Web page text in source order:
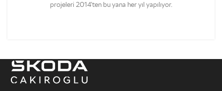
projeleri 2014’ten bu yana her yıl yapılıyor.